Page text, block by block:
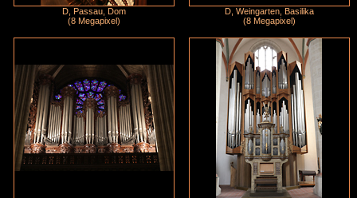
D, Passau, Dom
(8 Megapixel)
D, Weingarten, Basilika
(8 Megapixel)